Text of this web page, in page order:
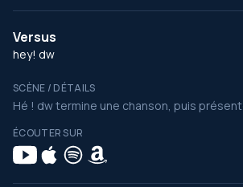
Versus
hey! dw
SCÈNE / DÉTAILS
Hé ! dw termine une chanson, puis
ÉCOUTER SUR